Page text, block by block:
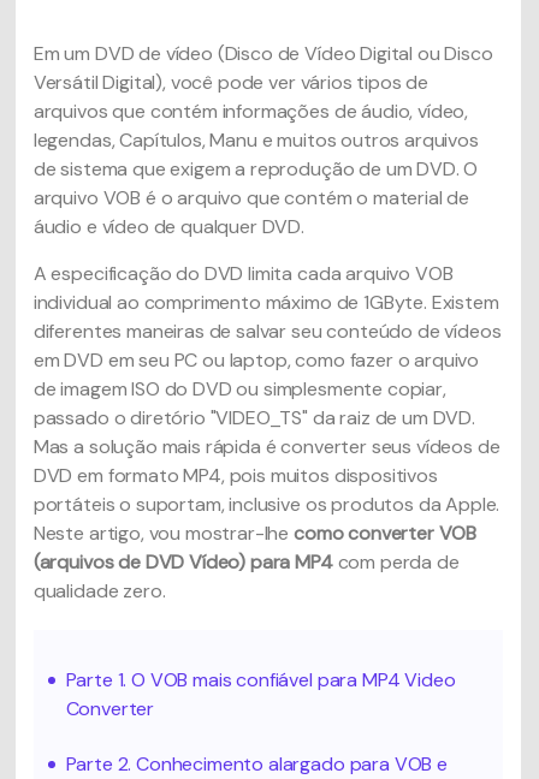
Em um DVD de vídeo (Disco de Vídeo Digital ou Disco
Versátil Digital), você pode ver vários tipos de
arquivos que contém informações de áudio, vídeo,
legendas, Capítulos, Manu e muitos outros arquivos
de sistema que exigem a reprodução de um DVD. O
arquivo VOB é o arquivo que contém o material de
áudio e vídeo de qualquer DVD.
A especificação do DVD limita cada arquivo VOB
individual ao comprimento máximo de 1GByte. Existem
diferentes maneiras de salvar seu conteúdo de vídeos
em DVD em seu PC ou laptop, como fazer o arquivo
de imagem ISO do DVD ou simplesmente copiar,
passado o diretório "VIDEO_TS" da raiz de um DVD.
Mas a solução mais rápida é converter seus vídeos de
DVD em formato MP4, pois muitos dispositivos
portáteis o suportam, inclusive os produtos da Apple.
Neste artigo, vou mostrar-lhe como converter VOB
(arquivos de DVD Vídeo) para MP4com perda de
qualidade zero.
Parte 1. O VOB mais confiável para MP4 Video
Converter
Parte 2. Conhecimento alargado para VOB e